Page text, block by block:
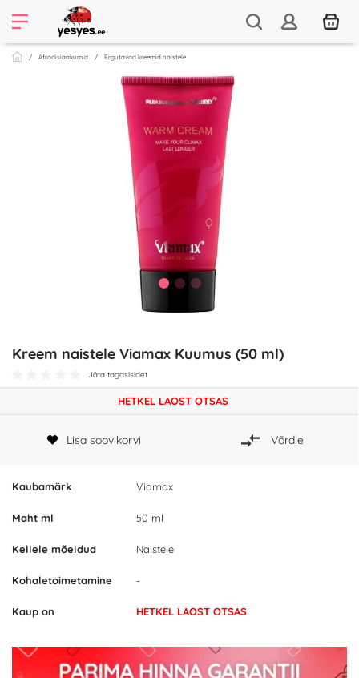
Afrodisiaakumid Ergutavad kreemid naistele
Kreem naistele Viamax Kuumus (50 ml)
Jäta tagasisidet
Kaubamärk Viamax
Maht ml 50 ml
Kellele mõeldud Naistele
Kohaletoimetamine -
Kaup on HETKEL LAOST OTSAS
HETKEL LAOST OTSAS
Lisa soovikorvi Võrdle